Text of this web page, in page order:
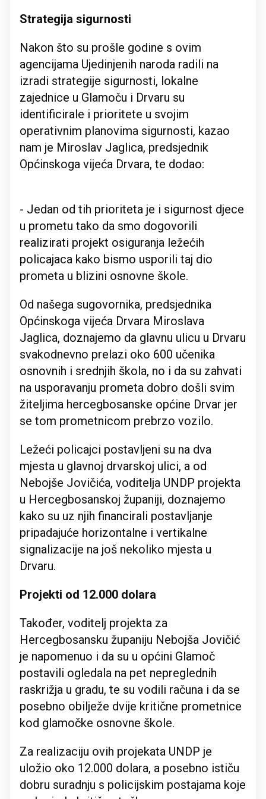
Strategija sigurnosti
Nakon što su prošle godine s ovim
agencijama Ujedinjenih naroda radili na
izradi strategije sigurnosti, lokalne
zajednice u Glamoču i Drvaru su
identificirale i prioritete u svojim
operativnim planovima sigurnosti, kazao
nam je Miroslav Jaglica, predsjednik
Općinskoga vijeća Drvara, te dodao:
- Jedan od tih prioriteta je i sigurnost djece
u prometu tako da smo dogovorili
realizirati projekt osiguranja ležećih
policajaca kako bismo usporili taj dio
prometa u blizini osnovne škole.
Od našega sugovornika, predsjednika
Općinskoga vijeća Drvara Miroslava
Jaglica, doznajemo da glavnu ulicu u Drvaru
svakodnevno prelazi oko 600 učenika
osnovnih i srednjih škola, no i da su zahvati
na usporavanju prometa dobro došli svim
žiteljima hercegbosanske općine Drvar jer
se tom prometnicom prebrzo vozilo.
Ležeći policajci postavljeni su na dva
mjesta u glavnoj drvarskoj ulici, a od
Nebojše Jovičića, voditelja UNDP projekta
u Hercegbosanskoj županiji, doznajemo
kako su uz njih financirali postavljanje
pripadajuće horizontalne i vertikalne
signalizacije na još nekoliko mjesta u
Drvaru.
Projekti od 12.000 dolara
Također, voditelj projekta za
Hercegbosansku županiju Nebojša Jovičić
je napomenuo i da su u općini Glamoč
postavili ogledala na pet nepreglednih
raskrižja u gradu, te su vodili računa i da se
posebno obilježe dvije kritične prometnice
kod glamočke osnovne škole.
Za realizaciju ovih projekata UNDP je
uložio oko 12.000 dolara, a posebno ističu
dobru suradnju s policijskim postajama koje